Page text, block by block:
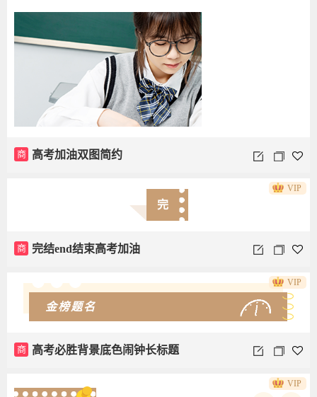
商 高考加油双图简约
完
商 完结end结束高考加油
VIP
金榜题名
商 高考必胜背景底色闹钟长标题
VIP
VIP